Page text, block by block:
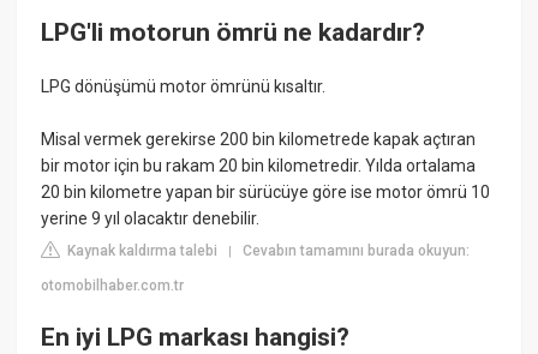
LPG'li motorun ömrü ne kadardır?
LPG dönüşümü motor ömrünü kısaltır.
Misal vermek gerekirse 200 bin kilometrede kapak açtıran
bir motor için bu rakam 20 bin kilometredir. Yılda ortalama
20 bin kilometre yapan bir sürücüye göre ise motor ömrü 10
yerine 9 yıl olacaktır denebilir.
Kaynak kaldırma talebi |Cevabın tamamını burada okuyun:
otomobilhaber.com.tr
En iyi LPG markası hangisi?